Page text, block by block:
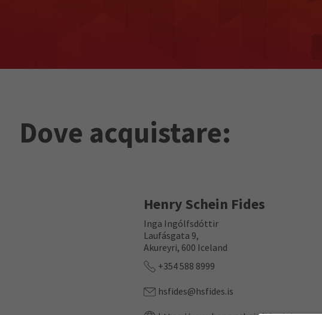
Dove acquistare:
Henry Schein Fides
Inga Ingólfsdóttir
Laufásgata 9,
Akureyri, 600 Iceland
+354 588 8999
hsfides@hsfides.is